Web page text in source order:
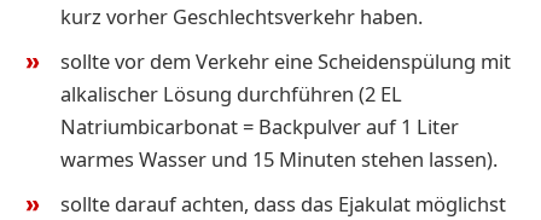
kurz vorher Geschlechtsverkehr haben.
sollte vor dem Verkehr eine Scheidenspülung mit
alkalischer Lösung durchführen (2 EL
Natriumbicarbonat = Backpulver auf 1 Liter
warmes Wasser und 15 Minuten stehen lassen).
sollte darauf achten, dass das Ejakulat möglichst